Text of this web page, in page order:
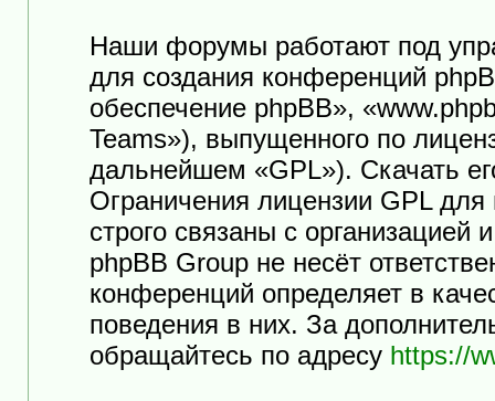
Наши форумы работают под
для создания конференций
обеспечение phpBB»,
Teams»), выпущенного по
дальнейшем «GPL»). Скачать
Ограничения лицензии GPL
строго связаны с
phpBB Group не несёт
конференций определяет в
поведения в них. За
обращайтесь по адресу https://